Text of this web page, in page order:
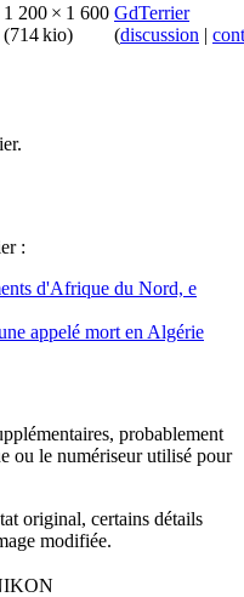
1 200 × 1 600
(714 kio)
GdTerrier
(discussion |
:
d'Afrique du Nord, e
appelé mort en Algérie
probablement
ou le numériseur utilisé pour
original, certains détails
modifiée.